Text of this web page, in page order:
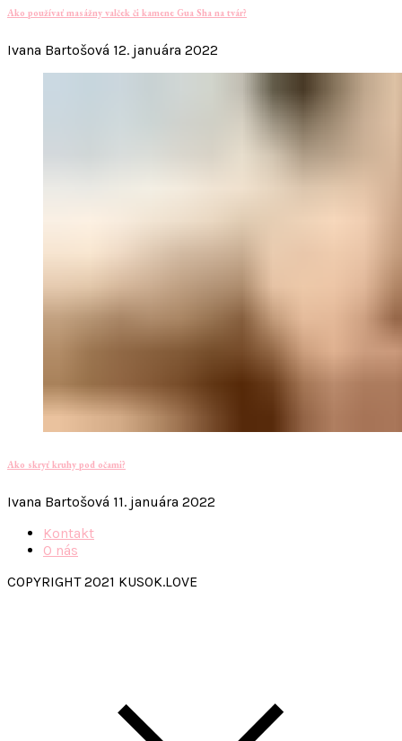
Ako používať masážny valček či kamene Gua Sha na tvár?
Ivana Bartošová 12. januára 2022
Ako skryť kruhy pod očami?
Ivana Bartošová 11. januára 2022
Kontakt
O nás
COPYRIGHT 2021 KUSOK.LOVE